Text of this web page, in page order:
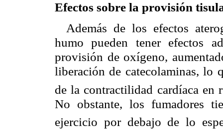
Efectos sobre la provisión
Además de los efectos
humo pueden tener efectos
provisión de oxígeno,
liberación de catecolaminas, lo
de la contractilidad cardíaca en
No obstante, los fumadores
ejercicio por debajo de lo